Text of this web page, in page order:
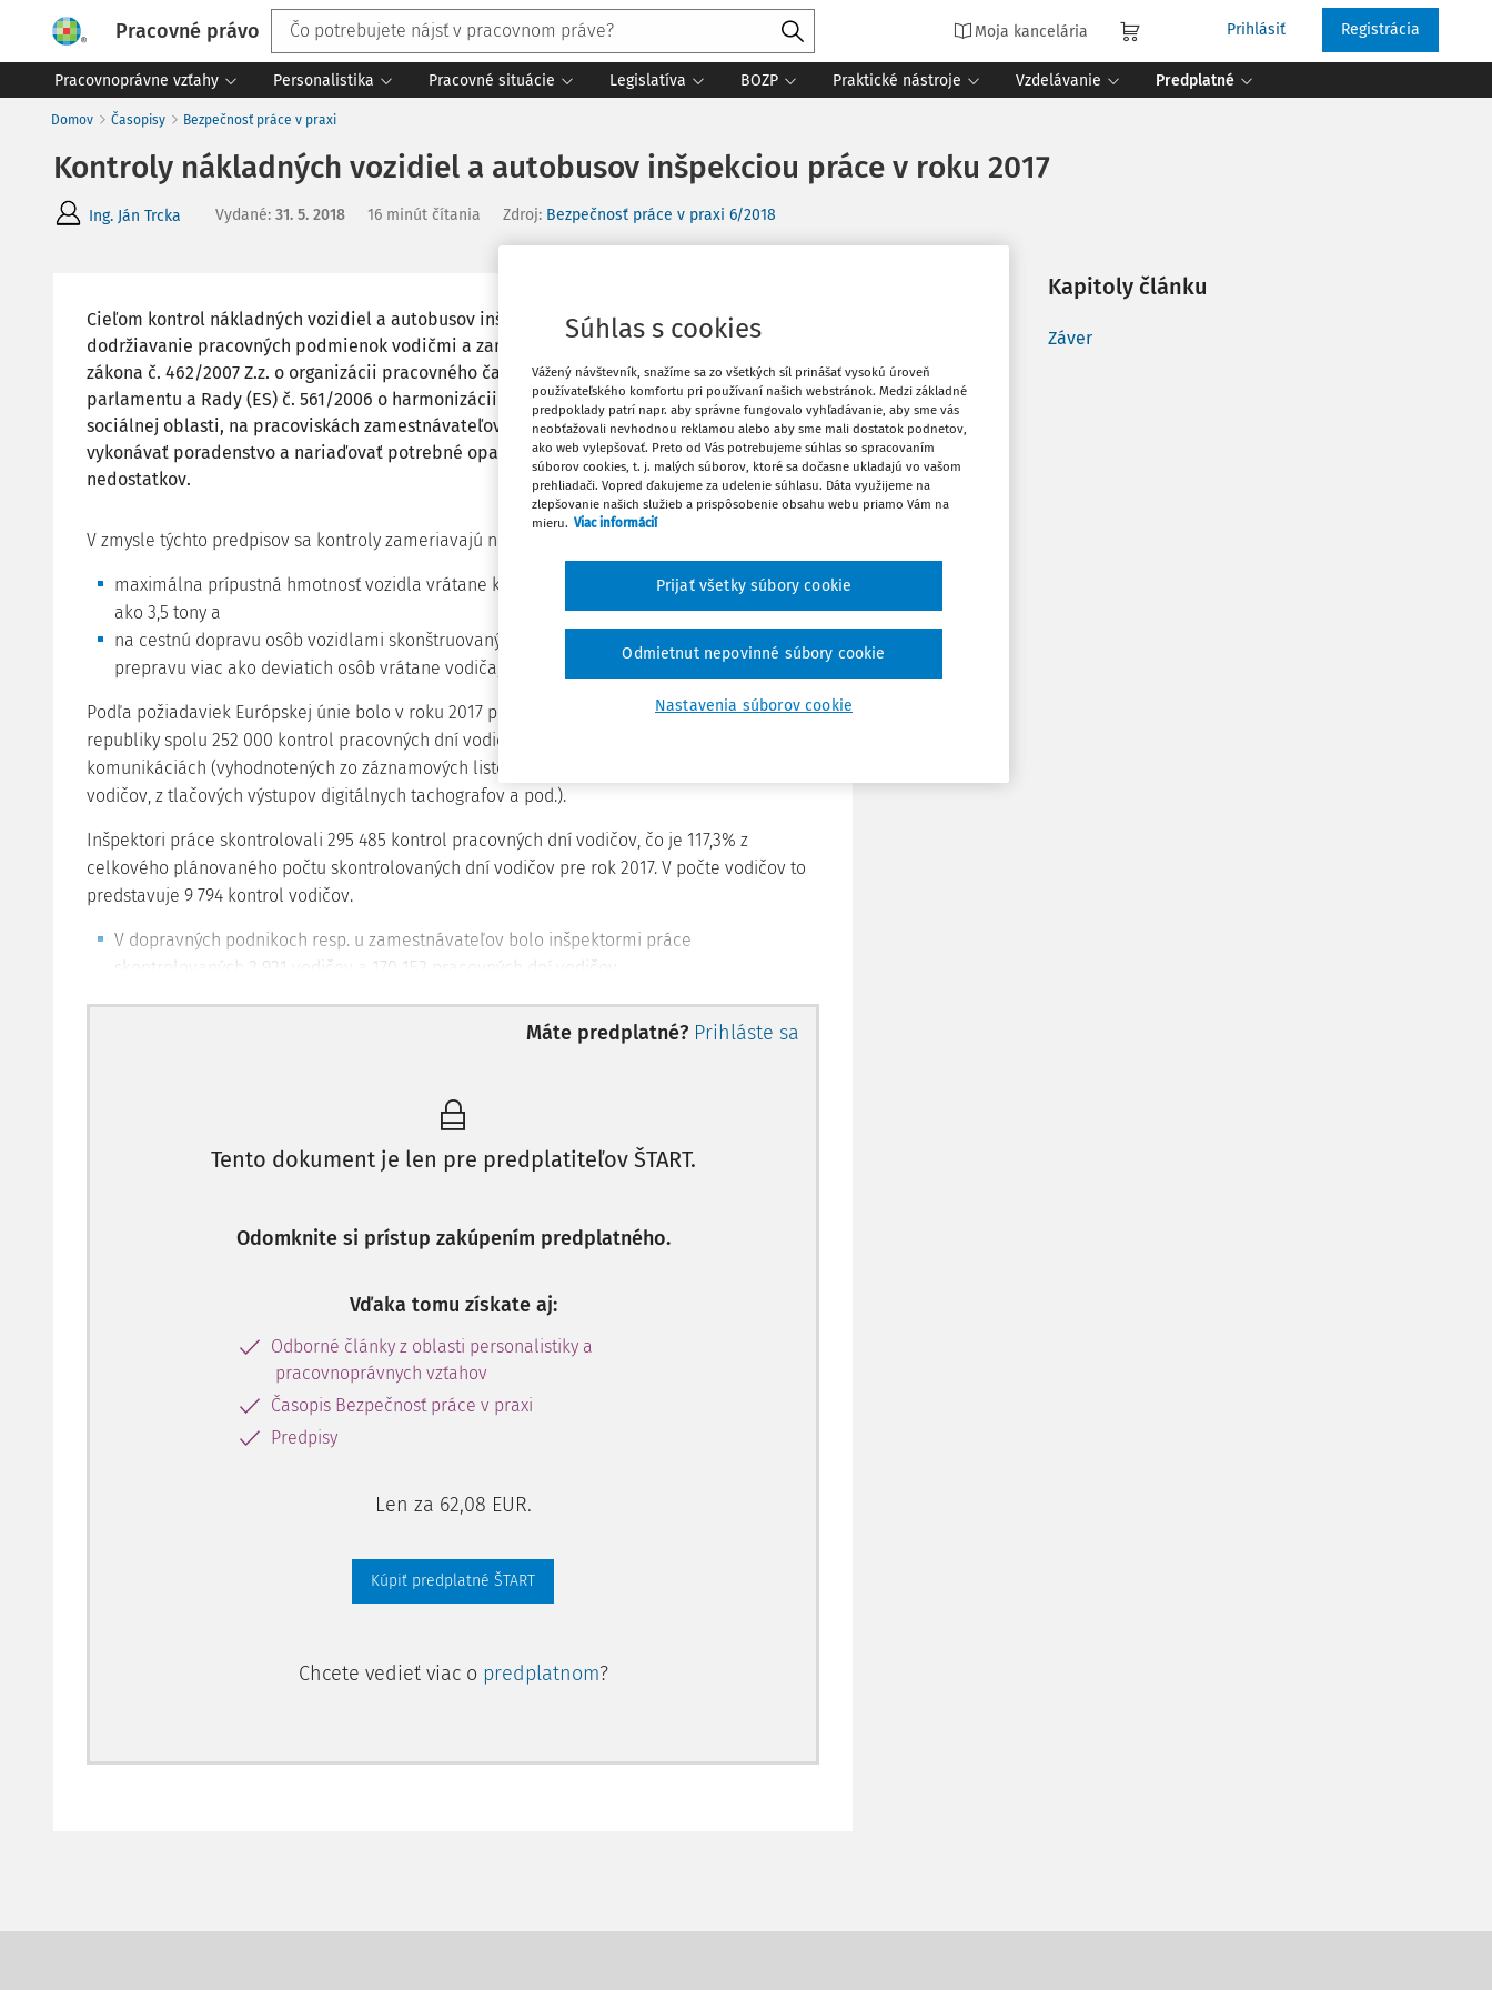
Pracovné právo Moja kancelária Prihlásiť Registrácia
Pracovnoprávne vzťahy Personalistika Pracovné situácie Legislatíva BOZP Praktické nástroje Vzdelávanie Predplatné
Domov Časopisy Bezpečnosť práce v praxi
Kontroly nákladných vozidiel a autobusov inšpekciou práce v roku 2017
Ing. Ján Trcka Vydané: 31. 5. 2018 16 minút čítania Zdroj: Bezpečnosť práce v praxi 6/2018
Cieľom kontrol nákladných vozidiel a autobusov inšpekciou práce je preverovať
dodržiavanie pracovných podmienok vodičmi a zamestnávateľmi v cestnej doprave podľa
zákona č. 462/2007 Z.z. o organizácii pracovného času v doprave a nariadenia Európskeho
parlamentu a Rady (ES) č. 561/2006 o harmonizácii niektorých právnych predpisov v
sociálnej oblasti, na pracoviskách zamestnávateľov ako aj na pozemných komunikáciách,
vykonávať poradenstvo a nariaďovať potrebné opatrenia na odstránenie zistených
nedostatkov.
V zmysle týchto predpisov sa kontroly zameriavajú na cestnú dopravu tovaru, kde:
maximálna prípustná hmotnosť vozidla vrátane každého prívesu alebo návesu je vyššia
ako 3,5 tony a
na cestnú dopravu osôb vozidlami skonštruovanými alebo trvalo prispôsobenými na
prepravu viac ako deviatich osôb vrátane vodiča, ktoré sú určené na tieto účely.
Podľa požiadaviek Európskej únie bolo v roku 2017 potrebné vykonať na území Slovenskej
republiky spolu 252 000 kontrol pracovných dní vodičov na pracoviskách a pozemných
komunikáciách (vyhodnotených zo záznamových listov, z elektronických záznamov z kariet
vodičov, z tlačových výstupov digitálnych tachografov a pod.).
Inšpektori práce skontrolovali 295 485 kontrol pracovných dní vodičov, čo je 117,3% z
celkového plánovaného počtu skontrolovaných dní vodičov pre rok 2017. V počte vodičov to
predstavuje 9 794 kontrol vodičov.
V dopravných podnikoch resp. u zamestnávateľov bolo inšpektormi práce
skontrolovaných 2 921 vodičov a 170 152 pracovných dní vodičov.
Máte predplatné? Prihláste sa
Tento dokument je len pre predplatiteľov ŠTART.
Odomknite si prístup zakúpením predplatného.
Vďaka tomu získate aj:
Odborné články z oblasti personalistiky a
pracovnoprávnych vzťahov
Časopis Bezpečnosť práce v praxi
Predpisy
Len za 62,08 EUR.
Kúpiť predplatné ŠTART
Chcete vedieť viac o predplatnom?
Obľúbené
Zdieľať
Kapitoly článku
Záver
Súhlas s cookies
Vážený návštevník, snažíme sa zo všetkých síl prinášať vysokú úroveň
používateľského komfortu pri používaní našich webstránok. Medzi základné
predpoklady patrí napr. aby správne fungovalo vyhľadávanie, aby sme vás
neobťažovali nevhodnou reklamou alebo aby sme mali dostatok podnetov,
ako web vylepšovať. Preto od Vás potrebujeme súhlas so spracovaním
súborov cookies, t. j. malých súborov, ktoré sa dočasne ukladajú vo vašom
prehliadači. Vopred ďakujeme za udelenie súhlasu. Dáta využijeme na
zlepšovanie našich služieb a prispôsobenie obsahu webu priamo Vám na
mieru. Viac informácií
Nastavenia súborov cookie
Odmietnut nepovinné súbory cookie
Prijať všetky súbory cookie